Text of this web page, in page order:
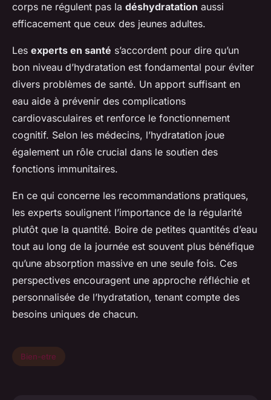
corps ne régulent pas la déshydratation aussi
efficacement que ceux des jeunes adultes.
Les experts en santé s’accordent pour dire qu’un
bon niveau d’hydratation est fondamental pour éviter
divers problèmes de santé. Un apport suffisant en
eau aide à prévenir des complications
cardiovasculaires et renforce le fonctionnement
cognitif. Selon les médecins, l’hydratation joue
également un rôle crucial dans le soutien des
fonctions immunitaires.
En ce qui concerne les recommandations pratiques,
les experts soulignent l’importance de la régularité
plutôt que la quantité. Boire de petites quantités d’eau
tout au long de la journée est souvent plus bénéfique
qu’une absorption massive en une seule fois. Ces
perspectives encouragent une approche réfléchie et
personnalisée de l’hydratation, tenant compte des
besoins uniques de chacun.
Bien-etre